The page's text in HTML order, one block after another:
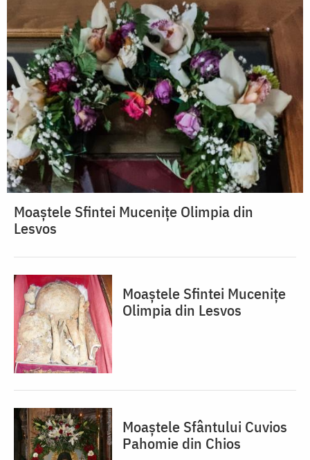
Moaștele Sfintei Mucenițe Olimpia din
Lesvos
Moaștele Sfintei Mucenițe
Olimpia din Lesvos
Moaștele Sfântului Cuvios
Pahomie din Chios